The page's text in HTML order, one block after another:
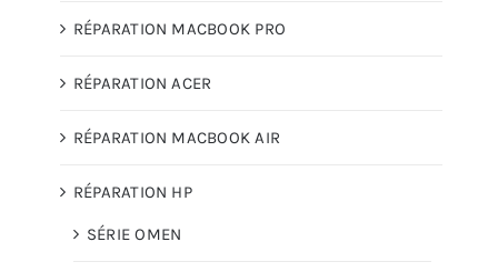
RÉPARATION MACBOOK PRO
RÉPARATION ACER
RÉPARATION MACBOOK AIR
RÉPARATION HP
SÉRIE OMEN